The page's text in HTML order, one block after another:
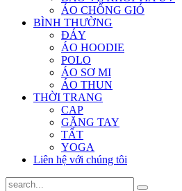
ÁO CHỐNG GIÓ
BÌNH THƯỜNG
ĐÁY
ÁO HOODIE
POLO
ÁO SƠ MI
ÁO THUN
THỜI TRANG
CAP
GĂNG TAY
TẤT
YOGA
Liên hệ với chúng tôi